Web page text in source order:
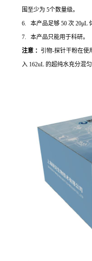
围至少为 5个数量级。
6. 本产品足够 50 次 20μL
7. 本产品只能用于科研。
注意 ： 引物-探针干粉在使
入 162uL 的超纯水充分混